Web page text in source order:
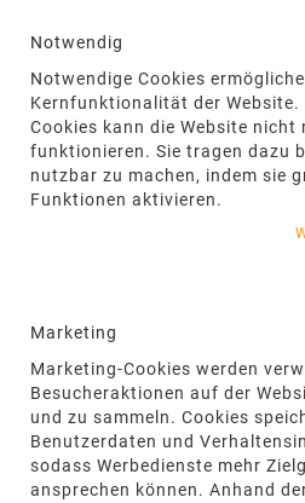
ZUMANMELDEN
Notwendig
Notwendige Cookies
Kernfunktionalität der Website.
Cookies kann die Website nicht
funktionieren. Sie tragen dazu
nutzbar zu machen, indem sie
Funktionen aktivieren.
Marketing
Marketing-Cookies werden
Besucheraktionen auf der
und zu sammeln. Cookies
Benutzerdaten und
sodass Werbedienste mehr
ansprechen können. Anhand